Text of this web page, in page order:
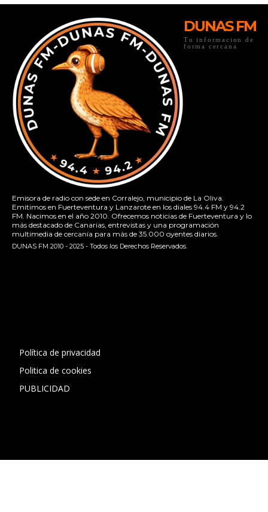
DUNAS FM
Tu informacion de
forma cercana
Emisora de radio con sede en Corralejo, municipio de La Oliva.
Emitimos en Fuerteventura y Lanzarote en los diales 94.4 FM y 94.2
FM. Nacimos en el año 2010. Ofrecemos noticias de Fuerteventura y lo
más destacado de Canarias, entrevistas y una programación
multimedia de cercanía para más de 35.000 oyentes diarios.
DUNAS FM 2010 - 2025 - Todos los Derechos Reservados.
Política de privacidad
Politica de cookies
PUBLICIDAD